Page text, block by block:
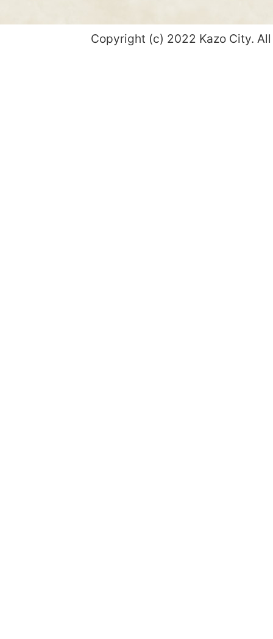
Copyright (c) 2022 Kazo City.